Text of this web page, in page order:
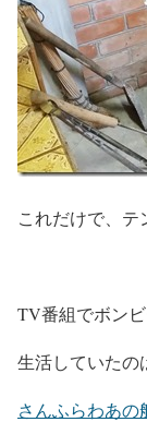
これだけで、テ
TV番組でボン
生活していたの
さんふらわあ